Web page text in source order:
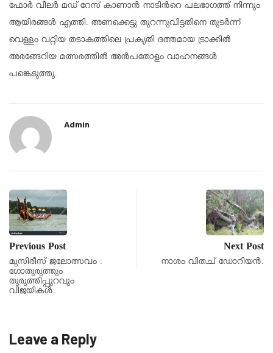
ഫോർ വീലർ മഡ് റേസ് കാണാൻ നാടിൻറെ പലഭാഗത്ത്‌ നിന്നും
ആയിരങ്ങൾ എത്തി. അണക്കെട്ടു തുറന്നുവിട്ടതിനെ തുടർന്ന്
വെള്ളം വറ്റിയ തടാകത്തിലെ പ്രകൃതി ദത്തമായ ട്രാക്കിൽ
അരങ്ങേറിയ മത്സരത്തിൽ അൻപതോളം വാഹനങ്ങൾ
പങ്കെടുത്തു.
Admin
Previous Post
മുസിരീസ് ജലോത്സവം :
ഗോതുരുത്തും
തുരുത്തിപ്പുറവും
വിജയികൾ.
Next Post
നാശം വിതച് ഡോറിയൻ.
Leave a Reply